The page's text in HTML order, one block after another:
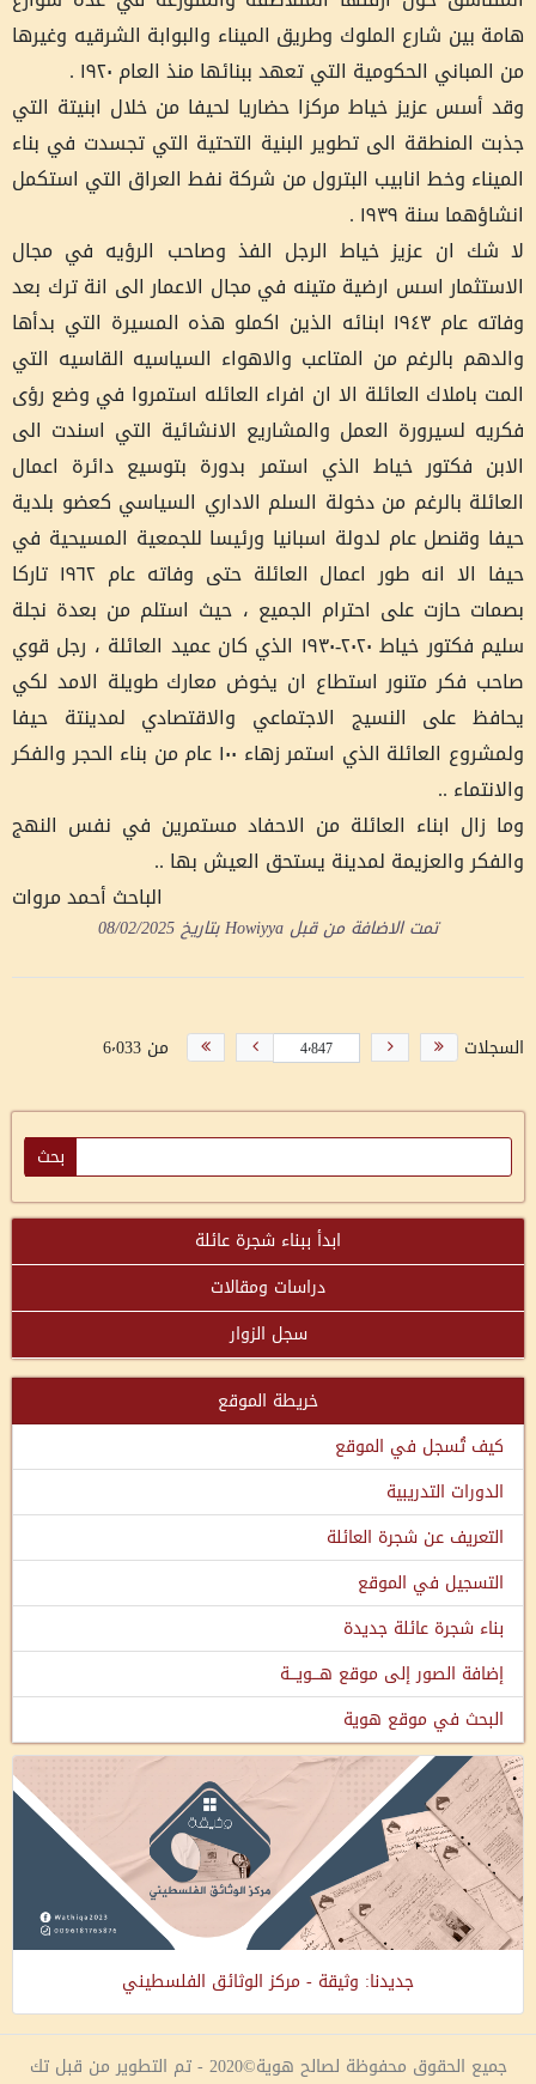
هامة بين شارع الملوك وطريق الميناء والبوابة الشرقيه وغيرها
من المباني الحكومية التي تعهد ببنائها منذ العام ١٩٢٠ .
وقد أسس عزيز خياط مركزا حضاريا لحيفا من خلال ابنيتة التي
جذبت المنطقة الى تطوير البنية التحتية التي تجسدت في بناء
الميناء وخط انابيب البترول من شركة نفط العراق التي استكمل
انشاؤهما سنة ١٩٣٩ .
لا شك ان عزيز خياط الرجل الفذ وصاحب الرؤيه في مجال
الاستثمار اسس ارضية متينه في مجال الاعمار الى انة ترك بعد
وفاته عام ١٩٤٣ ابنائه الذين اكملو هذه المسيرة التي بدأها
والدهم بالرغم من المتاعب والاهواء السياسيه القاسيه التي
المت باملاك العائلة الا ان افراء العائله استمروا في وضع رؤى
فكريه لسيرورة العمل والمشاريع الانشائية التي اسندت الى
الابن فكتور خياط الذي استمر بدورة بتوسيع دائرة اعمال
العائلة بالرغم من دخولة السلم الاداري السياسي كعضو بلدية
حيفا وقنصل عام لدولة اسبانيا ورئيسا للجمعية المسيحية في
حيفا الا انه طور اعمال العائلة حتى وفاته عام ١٩٦٢ تاركا
بصمات حازت على احترام الجميع ، حيث استلم من بعدة نجلة
سليم فكتور خياط ٢٠٢٠-١٩٣٠ الذي كان عميد العائلة ، رجل قوي
صاحب فكر متنور استطاع ان يخوض معارك طويلة الامد لكي
يحافظ على النسيج الاجتماعي والاقتصادي لمدينتة حيفا
ولمشروع العائلة الذي استمر زهاء ١٠٠ عام من بناء الحجر والفكر
والانتماء ..
وما زال ابناء العائلة من الاحفاد مستمرين في نفس النهج
والفكر والعزيمة لمدينة يستحق العيش بها ..
الباحث أحمد مروات
تمت الاضافة من قبلHowiyyaبتاريخ08/02/2025
السجلات من 6٬033
ابدأ ببناء شجرة عائلة
دراسات ومقالات
سجل الزوار
خريطة الموقع
كيف تُسجل في الموقع
الدورات التدريبية
التعريف عن شجرة العائلة
التسجيل في الموقع
بناء شجرة عائلة جديدة
إضافة الصور إلى موقع هـــويـــة
البحث في موقع هوية
جديدنا: وثيقة - مركز الوثائق الفلسطيني
جميع الحقوق محفوظة لصالح هوية©2020 - تم التطوير من قبل تك